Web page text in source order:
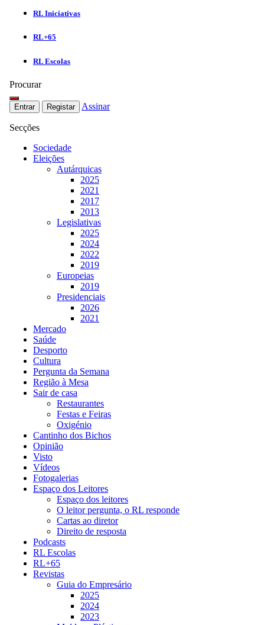
RL Iniciativas
RL+65
RL Escolas
Procurar
Entrar Registar Assinar
Secções
Sociedade
Eleições
Autárquicas
2025
2021
2017
2013
Legislativas
2025
2024
2022
2019
Europeias
2019
Presidenciais
2026
2021
Mercado
Saúde
Desporto
Cultura
Pergunta da Semana
Região à Mesa
Sair de casa
Restaurantes
Festas e Feiras
Oxigénio
Cantinho dos Bichos
Opinião
Visto
Vídeos
Fotogalerias
Espaço dos Leitores
Espaço dos leitores
O leitor pergunta, o RL responde
Cartas ao diretor
Direito de resposta
Podcasts
RL Escolas
RL+65
Revistas
Guia do Empresário
2025
2024
2023